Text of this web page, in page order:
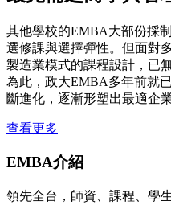
其他學校的EMBA大部份採
選修課與選擇彈性。但面對
製造業模式的課程設計，已
為此，政大EMBA多年前就
斷進化，逐漸形塑出最適企
查看更多
EMBA介紹
領先全台，師資、課程、學